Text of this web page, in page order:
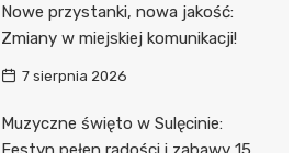
Nowe przystanki, nowa jakość:
Zmiany w miejskiej komunikacji!
7 sierpnia 2026
Muzyczne święto w Sulęcinie: